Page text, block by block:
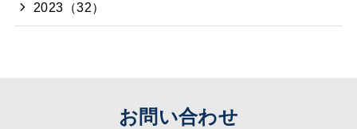
2023（32）
お問い合わせ